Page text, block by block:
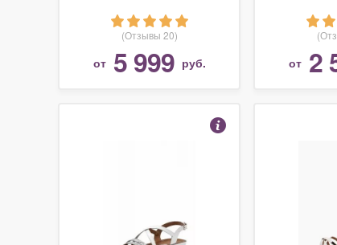
(Отзывы 20)
от 5 999 руб. от 2